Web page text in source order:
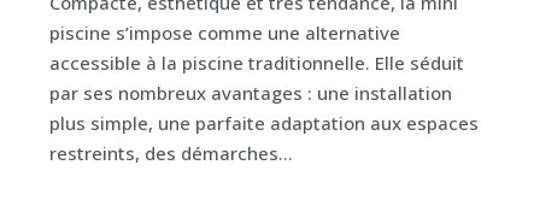
piscine s’impose comme une alternative
accessible à la piscine traditionnelle. Elle séduit
par ses nombreux avantages : une installation
plus simple, une parfaite adaptation aux espaces
restreints, des démarches...